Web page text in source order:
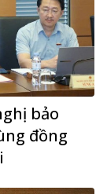
bảo
đồng